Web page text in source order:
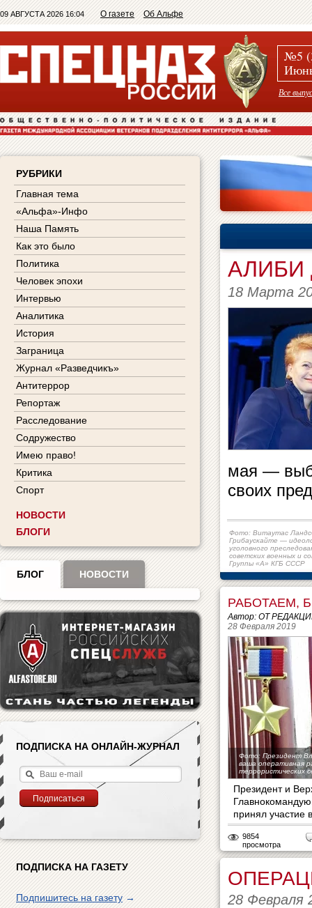
09 АВГУСТА 2026 16:04 О газете Об Альфе
№5
Все
РУБРИКИ
Главная тема
«Альфа»-Инфо
Наша Память
Как это было
Политика
Человек эпохи
Интервью
Аналитика
История
Заграница
Журнал «Разведчикъ»
Антитеррор
Репортаж
Расследование
Содружество
Имею право!
Критика
Спорт
НОВОСТИ
БЛОГИ
БЛОГ НОВОСТИ
ПОДПИСКА НА ОНЛАЙН-ЖУРНАЛ
ПОДПИСКА НА ГАЗЕТУ
Подпишитесь на газету→
АЛИБИ
18 Марта
мая —
своих
Фото: Витаутас
Грибаускайте —
уголовного
советских военных и
Группы «А» КГБ СССР
РАБОТАЕМ,
Автор: ОТ
28 Февраля 2019
Фото: Президент
ваша оперативная
террористических
Президент и
принял участие
9854
просмотра
28 Февраля